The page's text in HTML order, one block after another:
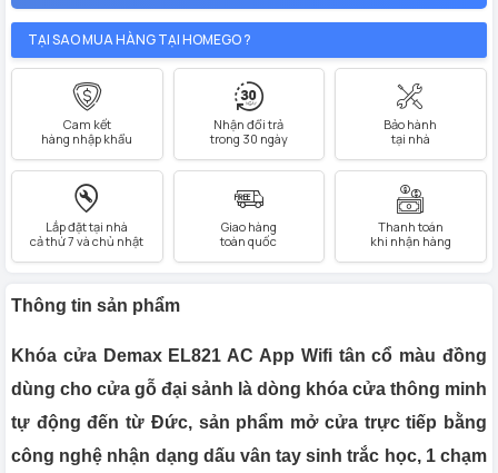
TẠI SAO MUA HÀNG TẠI HOMEGO ?
Cam kết
hàng nhập khẩu
Nhận đổi trả
trong 30 ngày
Bảo hành
tại nhà
Lắp đặt tại nhà
cả thứ 7 và chủ nhật
Giao hàng
toàn quốc
Thanh toán
khi nhận hàng
Thông tin sản phẩm
Khóa cửa Demax EL821 AC App Wifi tân cổ màu đồng
dùng cho cửa gỗ đại sảnh là dòng khóa cửa thông minh
tự động đến từ Đức, sản phẩm mở cửa trực tiếp bằng
công nghệ nhận dạng dấu vân tay sinh trắc học, 1 chạm